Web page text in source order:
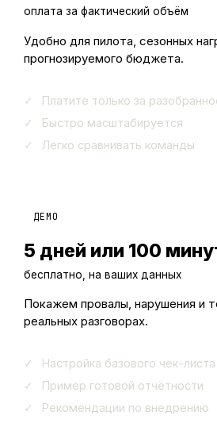
оплата за фактический объём
Удобно для пилота, сезонных
прогнозируемого бюджета.
Платите только за
Быстро масштабируется
Легко сравнивать команды
ДЕМО
5 дней или 100
бесплатно, на ваших данных
Покажем провалы, нарушения и
реальных разговорах.
Настройка базового чек-листа
Пример готовой отчётности
Рекомендации по внедрению